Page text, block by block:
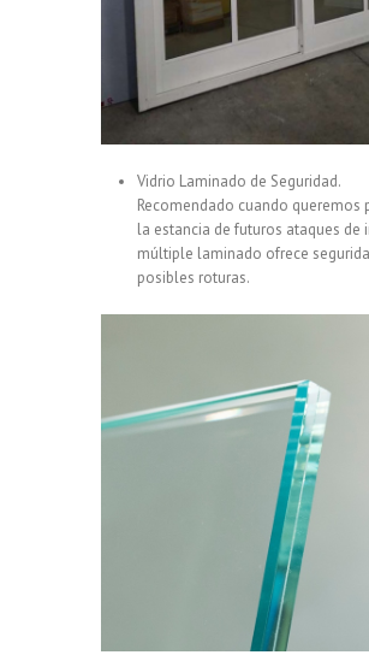
Vidrio Laminado de Seguridad.
Recomendado cuando queremos
la estancia de futuros ataques de
múltiple laminado ofrece
posibles roturas.